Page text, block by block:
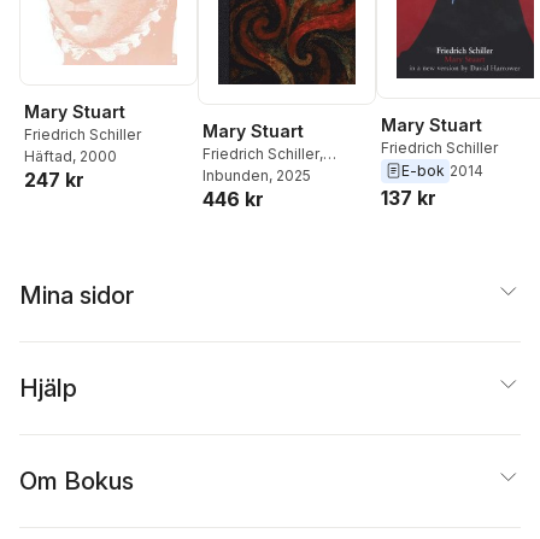
Mary Stuart
Friedrich Schiller
Häftad, 2000
247 kr
Mary Stuart
Friedrich Schiller,
Joseph Charles Mellish
Inbunden, 2025
446 kr
Mary Stuart
Friedrich Schiller
E-bok 2014
137 kr
Mina sidor
Hjälp
Om Bokus